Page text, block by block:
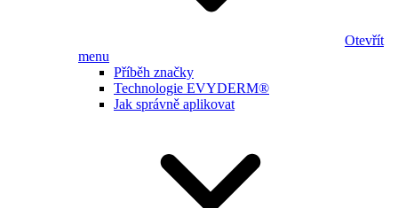
Otevřít
menu
Příběh značky
Technologie EVYDERM®
Jak správně aplikovat